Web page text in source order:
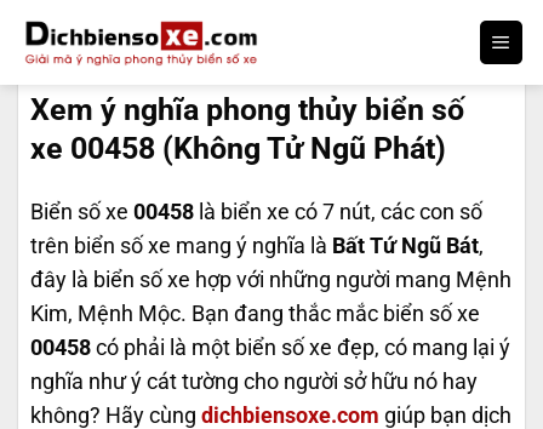
qua
nội
dungXem ý nghĩa phong thủy biển số
xe 00458 (Không Tử Ngũ Phát)
Biển số xe 00458 là biển xe có 7 nút, các con số
trên biển số xe mang ý nghĩa là Bất Tứ Ngũ Bát,
đây là biển số xe hợp với những người mang Mệnh
Kim, Mệnh Mộc. Bạn đang thắc mắc biển số xe
00458 có phải là một biển số xe đẹp, có mang lại ý
nghĩa như ý cát tường cho người sở hữu nó hay
không? Hãy cùng dichbiensoxe.com giúp bạn dịch